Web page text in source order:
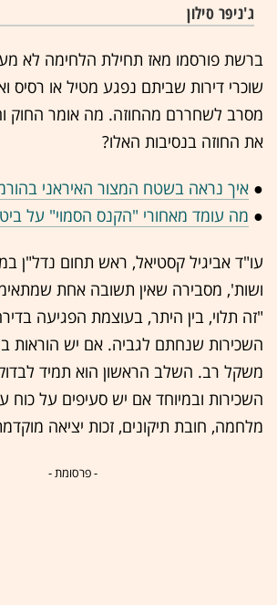
ג'ניפר סילון
ברשת פורסמו מאז תחילת הלחימה לא
שוכרי דירות שביתם נפגע מטיל או רסיס
מסרב לשחררם מהחוזה. מה אומר החוק
את החוזה בנסיבות האלו?
● איך נראה בשטח המצור האיראני
● מה עומד מאחורי "הקנס הסמוי" על
עו"ד אביגיל קסטיאל, ראש תחום נדל"ן
ושות', מסבירה שאין תשובה אחת
"זה תלוי, בין היתר, בעוצמת הפגיעה
השכירות שנחתם לגביה. אם יש הוראות
משקל רב. השלב הראשון הוא תמיד
השכירות ובמיוחד אם יש סעיפים על כוח
מלחמה, חובת תיקונים, זכות יציאה
- פרסומת -